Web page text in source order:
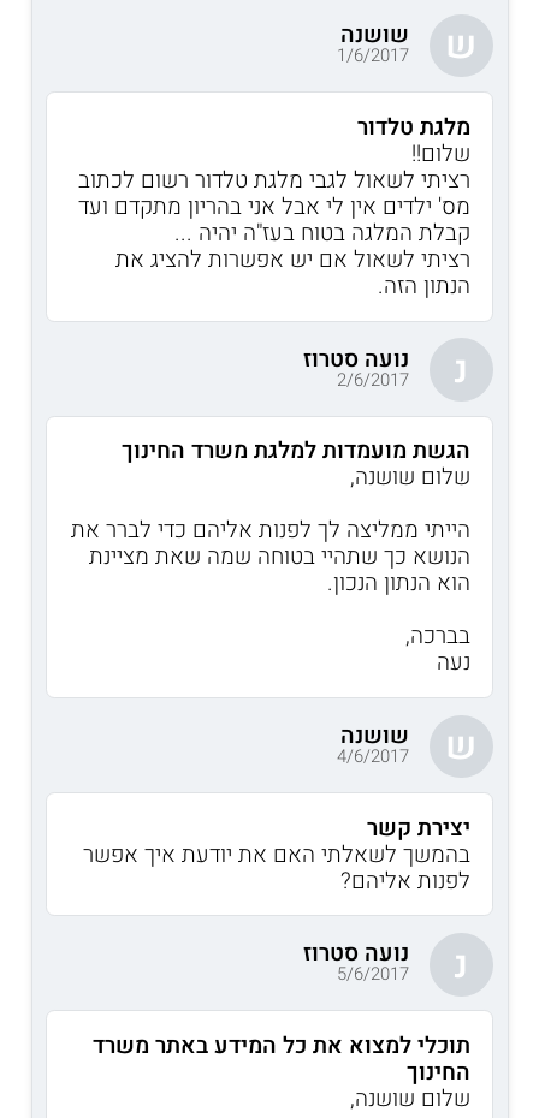
ש שושנה
1/6/2017
מלגת טלדור
שלום!!
רציתי לשאול לגבי מלגת טלדור רשום לכתוב
מס' ילדים אין לי אבל אני בהריון מתקדם ועד
קבלת המלגה בטוח בעז"ה יהיה ...
רציתי לשאול אם יש אפשרות להציג את
הנתון הזה.
נ נועה סטרוז
2/6/2017
הגשת מועמדות למלגת משרד החינוך
שלום שושנה,
הייתי ממליצה לך לפנות אליהם כדי לברר את
הנושא כך שתהיי בטוחה שמה שאת מציינת
הוא הנתון הנכון.
בברכה,
נעה
ש שושנה
4/6/2017
יצירת קשר
בהמשך לשאלתי האם את יודעת איך אפשר
לפנות אליהם?
נ נועה סטרוז
5/6/2017
תוכלי למצוא את כל המידע באתר משרד
החינוך
שלום שושנה,